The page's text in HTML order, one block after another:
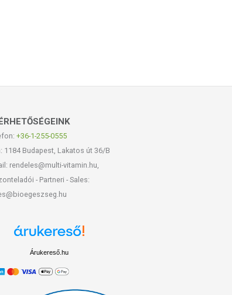
+36-1-255-0555
1184 Budapest, Lakatos út 36/B
rendeles@multi-vitamin.hu,
- Partneri - Sales:
Árukereső.hu